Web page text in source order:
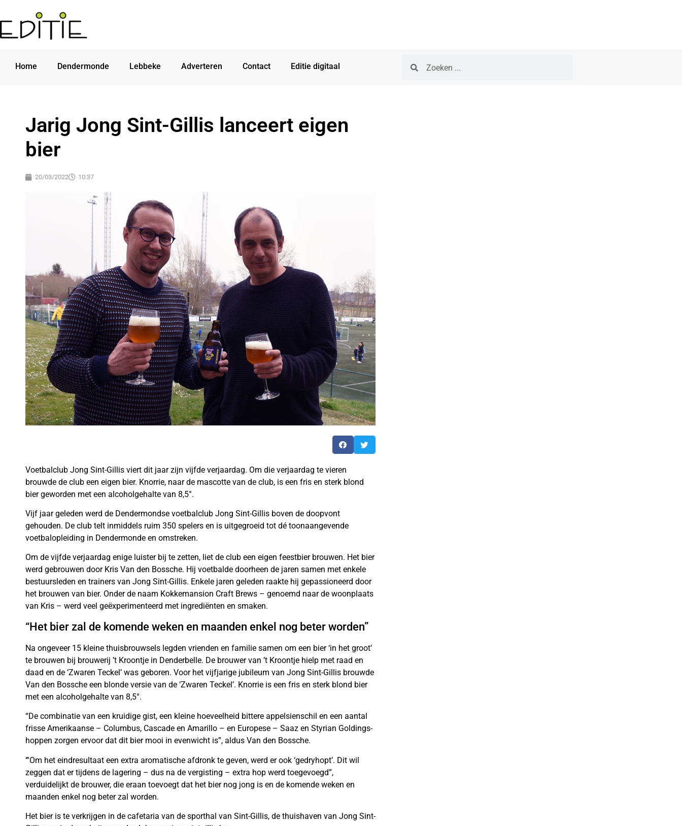
Home Dendermonde Lebbeke Adverteren Contact Editie digitaal
Jarig Jong Sint-Gillis lanceert eigen
bier
20/03/2022 10:37
Voetbalclub Jong Sint-Gillis viert dit jaar zijn vijfde verjaardag. Om die verjaardag te vieren
brouwde de club een eigen bier. Knorrie, naar de mascotte van de club, is een fris en sterk blond
bier geworden met een alcoholgehalte van 8,5°.
Vijf jaar geleden werd de Dendermondse voetbalclub Jong Sint-Gillis boven de doopvont
gehouden. De club telt inmiddels ruim 350 spelers en is uitgegroeid tot dé toonaangevende
voetbalopleiding in Dendermonde en omstreken.
Om de vijfde verjaardag enige luister bij te zetten, liet de club een eigen feestbier brouwen. Het bier
werd gebrouwen door Kris Van den Bossche. Hij voetbalde doorheen de jaren samen met enkele
bestuursleden en trainers van Jong Sint-Gillis. Enkele jaren geleden raakte hij gepassioneerd door
het brouwen van bier. Onder de naam Kokkemansion Craft Brews – genoemd naar de woonplaats
van Kris – werd veel geëxperimenteerd met ingrediënten en smaken.
“Het bier zal de komende weken en maanden enkel nog beter worden”
Na ongeveer 15 kleine thuisbrouwsels legden vrienden en familie samen om een bier ‘in het groot’
te brouwen bij brouwerij ’t Kroontje in Denderbelle. De brouwer van ’t Kroontje hielp met raad en
daad en de ‘Zwaren Teckel’ was geboren. Voor het vijfjarige jubileum van Jong Sint-Gillis brouwde
Van den Bossche een blonde versie van de ‘Zwaren Teckel’. Knorrie is een fris en sterk blond bier
met een alcoholgehalte van 8,5°.
“De combinatie van een kruidige gist, een kleine hoeveelheid bittere appelsienschil en een aantal
frisse Amerikaanse – Columbus, Cascade en Amarillo – en Europese – Saaz en Styrian Goldings-
hoppen zorgen ervoor dat dit bier mooi in evenwicht is”, aldus Van den Bossche.
‘”Om het eindresultaat een extra aromatische afdronk te geven, werd er ook ‘gedryhopt’. Dit wil
zeggen dat er tijdens de lagering – dus na de vergisting – extra hop werd toegevoegd”,
verduidelijkt de brouwer, die eraan toevoegt dat het bier nog jong is en de komende weken en
maanden enkel nog beter zal worden.
Het bier is te verkrijgen in de cafetaria van de sporthal van Sint-Gillis, de thuishaven van Jong Sint-